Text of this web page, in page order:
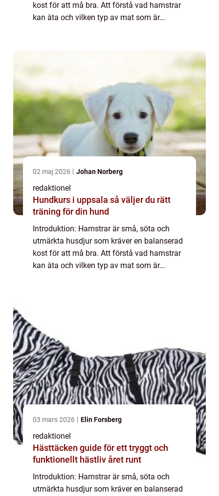
kost för att må bra. Att förstå vad hamstrar
kan äta och vilken typ av mat som är
02 maj 2026 Johan Norberg
redaktionel
Hundkurs i uppsala så väljer du rätt
träning för din hund
Introduktion: Hamstrar är små, söta och
utmärkta husdjur som kräver en balanserad
kost för att må bra. Att förstå vad hamstrar
kan äta och vilken typ av mat som är
03 mars 2026 Elin Forsberg
redaktionel
Hästtäcken guide för ett tryggt och
funktionellt hästliv året runt
Introduktion: Hamstrar är små, söta och
utmärkta husdjur som kräver en balanserad